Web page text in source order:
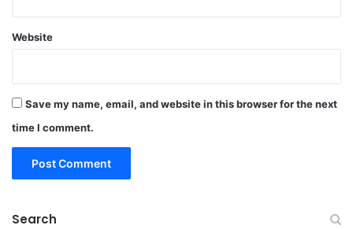
Website
Save my name, email, and website in this browser for the next
time I comment.
Search